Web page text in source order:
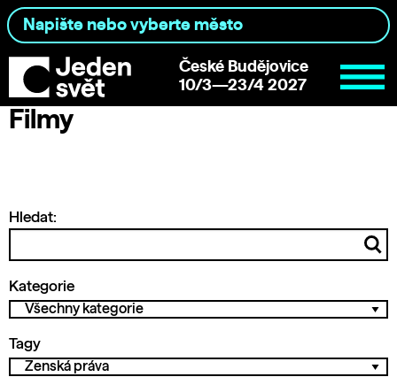
České Budějovice
10/3—23/4 2027
Filmy
Hledat:
Kategorie
Tagy